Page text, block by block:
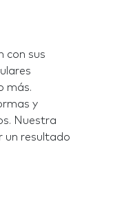
con sus
más.
y
Nuestra
un resultado